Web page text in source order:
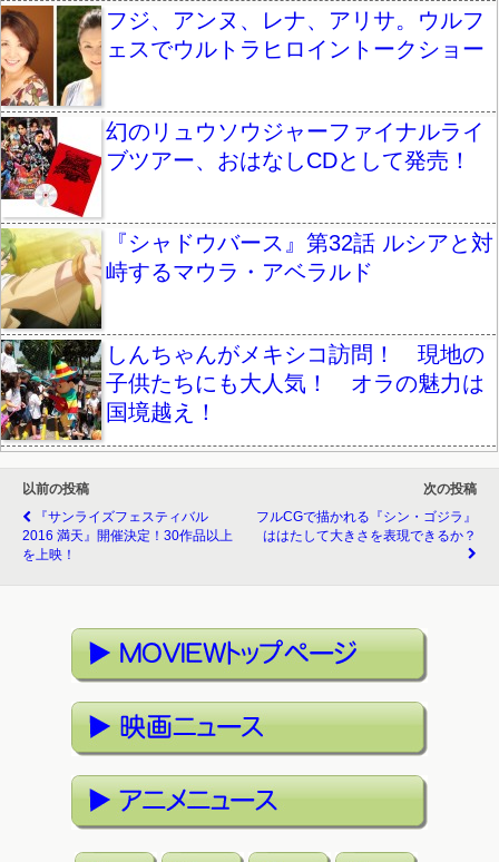
フジ、アンヌ、レナ、アリサ。ウルフ
ェスでウルトラヒロイントークショー
幻のリュウソウジャーファイナルライ
ブツアー、おはなしCDとして発売！
『シャドウバース』第32話 ルシアと対
峙するマウラ・アベラルド
しんちゃんがメキシコ訪問！ 現地の
子供たちにも大人気！ オラの魅力は
国境越え！
以前の投稿
『サンライズフェスティバル
2016 満天』開催決定！30作品以上
を上映！
次の投稿
フルCGで描かれる『シン・ゴジラ』
ははたして大きさを表現できるか？